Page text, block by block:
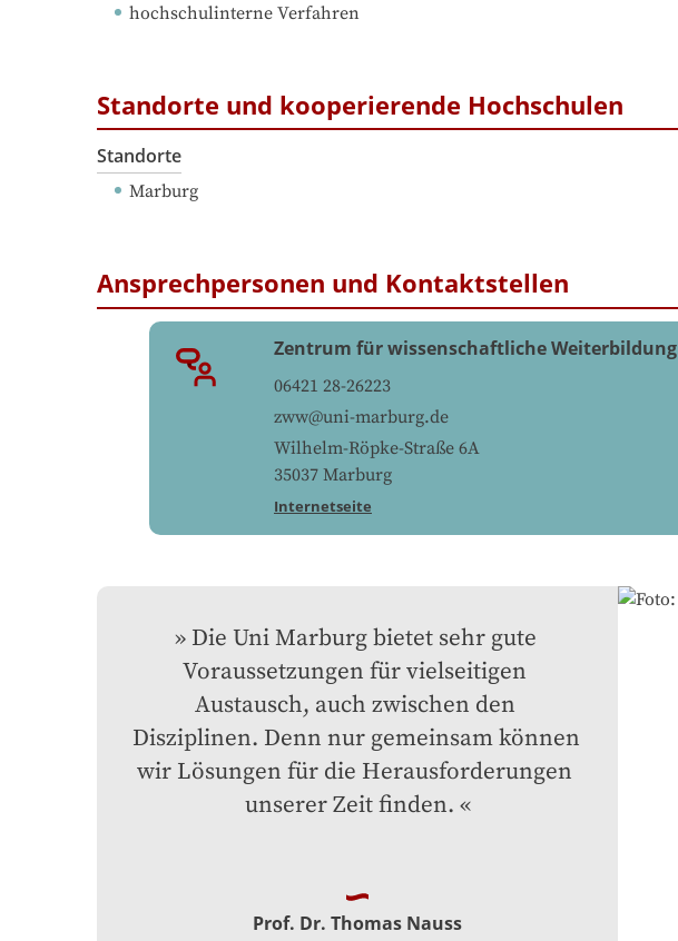
hochschulinterne Verfahren
Standorte und kooperierende Hochschulen
Standorte
Marburg
Ansprechpersonen und Kontaktstellen
Zentrum für wissenschaftliche Weiterbildung
06421 28-26223
zww@uni-marburg.de
Wilhelm-Röpke-Straße 6A
35037 Marburg
Internetseite
Die Uni Marburg bietet sehr gute
Voraussetzungen für vielseitigen
Austausch, auch zwischen den
Disziplinen. Denn nur gemeinsam können
wir Lösungen für die Herausforderungen
unserer Zeit finden.
Prof. Dr. Thomas Nauss